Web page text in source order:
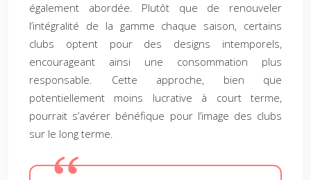
également abordée. Plutôt que de renouveler
l’intégralité de la gamme chaque saison, certains
clubs optent pour des designs intemporels,
encourageant ainsi une consommation plus
responsable. Cette approche, bien que
potentiellement moins lucrative à court terme,
pourrait s’avérer bénéfique pour l’image des clubs
sur le long terme.